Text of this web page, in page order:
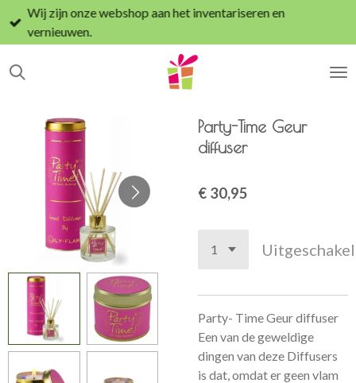
Ga
direct
de
Wij zijn onze webshop aan het inventariseren en
vernieuwen.
Party-Time Geur
diffuser
€ 30,95
Party- Time Geur diffuser
Een van de geweldige
dingen van deze Diffusers
is dat, omdat er geen vlam